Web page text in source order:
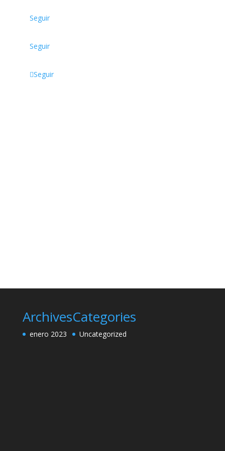
Seguir
Seguir
Seguir
Archives
enero 2023
Categories
Uncategorized